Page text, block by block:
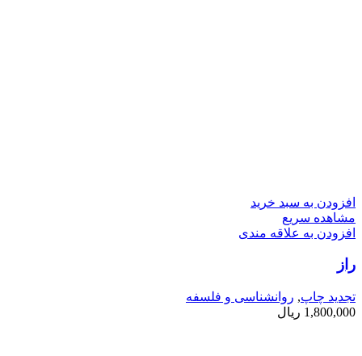
افزودن به سبد خرید
مشاهده سریع
افزودن به علاقه مندی
راز
تجدید چاپ, روانشناسی و فلسفه
1,800,000 ریال